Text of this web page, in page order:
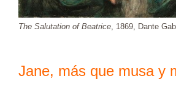
The Salutation of Beatrice, 1869, Dante
Jane, más que musa y